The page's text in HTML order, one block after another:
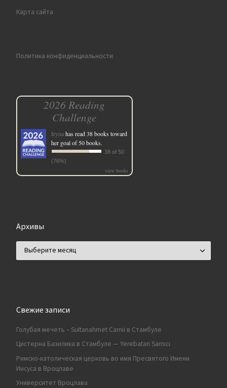
Карта сайта
Политика конфиденциальности
2026 Reading
Challenge
Irynahas read 38 books toward
her goal of 50 books.
38 of 50
(76%)
view books
Архивы
Свежие записи
Голубая мечеть – Sultanahmet Camii в Стамбуле
Цистерна Базилика в Стамбуле — Yerebatan Sarnıcı
Римско-католическая церковь во имя Пресвятого Имени
Иисуса в Вроцлаве
Университет Вроцлава